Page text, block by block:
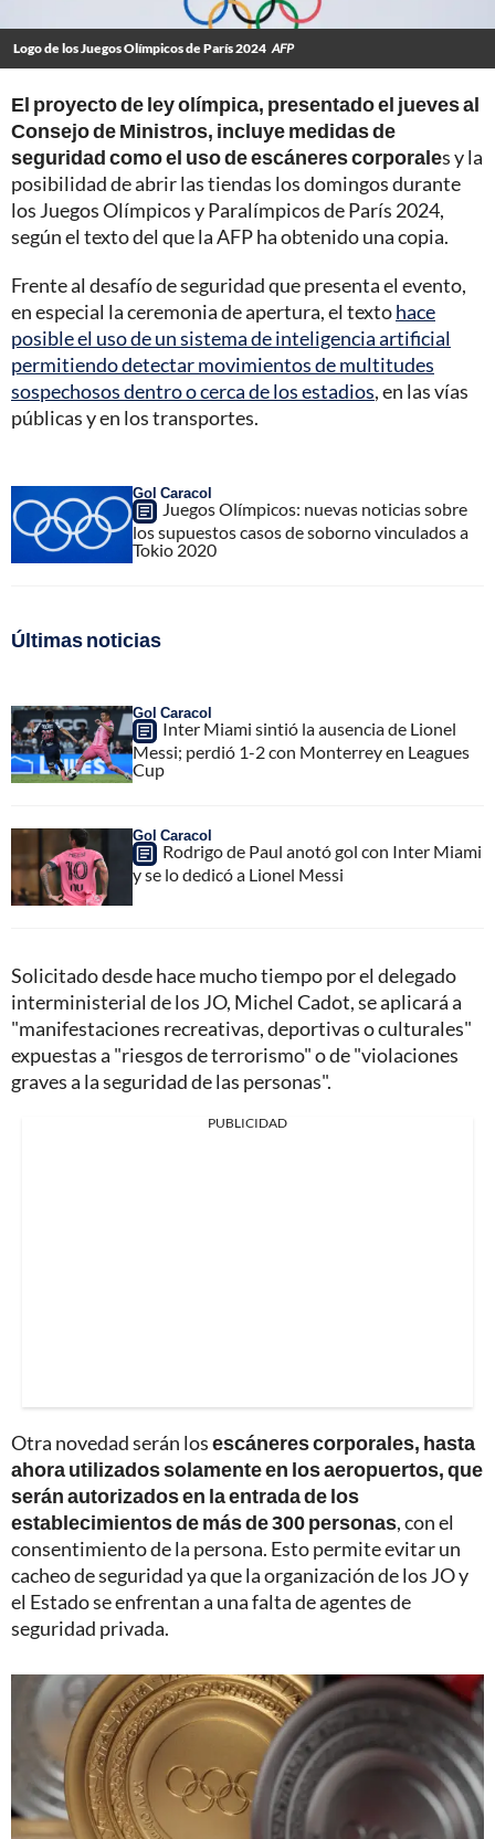
Logo de los Juegos Olímpicos de París 2024 AFP
El proyecto de ley olímpica, presentado el jueves al
Consejo de Ministros, incluye medidas de
seguridad como el uso de escáneres corporales y la
posibilidad de abrir las tiendas los domingos durante
los Juegos Olímpicos y Paralímpicos de París 2024,
según el texto del que la AFP ha obtenido una copia.
Frente al desafío de seguridad que presenta el evento,
en especial la ceremonia de apertura, el textohace
posible el uso de un sistema de inteligencia artificial
permitiendo detectar movimientos de multitudes
sospechosos dentro o cerca de los estadios, en las vías
públicas y en los transportes.
Gol Caracol
Juegos Olímpicos: nuevas noticias sobre
los supuestos casos de soborno vinculados a
Tokio 2020
Últimas noticias
Gol Caracol
Inter Miami sintió la ausencia de Lionel
Messi; perdió 1-2 con Monterrey en Leagues
Cup
Gol Caracol
Rodrigo de Paul anotó gol con Inter Miami
y se lo dedicó a Lionel Messi
Solicitado desde hace mucho tiempo por el delegado
interministerial de los JO, Michel Cadot, se aplicará a
"manifestaciones recreativas, deportivas o culturales"
expuestas a "riesgos de terrorismo" o de "violaciones
graves a la seguridad de las personas".
PUBLICIDAD
Otra novedad serán losescáneres corporales, hasta
ahora utilizados solamente en los aeropuertos, que
serán autorizados en la entrada de los
establecimientos de más de 300 personas, con el
consentimiento de la persona. Esto permite evitar un
cacheo de seguridad ya que la organización de los JO y
el Estado se enfrentan a una falta de agentes de
seguridad privada.